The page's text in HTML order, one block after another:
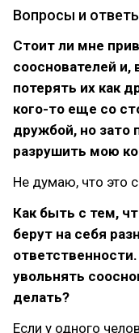
Вопросы и
Стоит ли мне
сооснователей и,
потерять их как
кого-то еще со
дружбой, но зато
разрушить мою
Не думаю, что это
Как быть с тем,
берут на себя
увольнять
делать?
Если у одного